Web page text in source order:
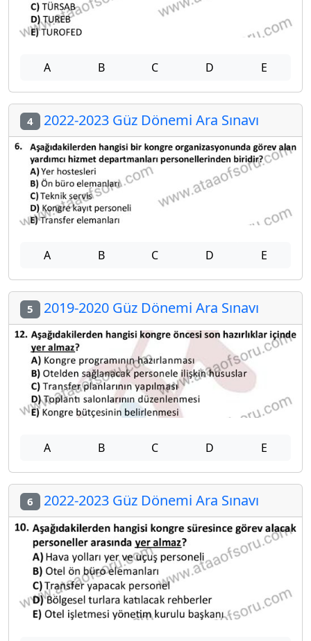
A B C D E
4 2022-2023 Güz Dönemi Ara Sınavı
A B C D E
5 2019-2020 Güz Dönemi Ara Sınavı
A B C D E
6 2022-2023 Güz Dönemi Ara Sınavı